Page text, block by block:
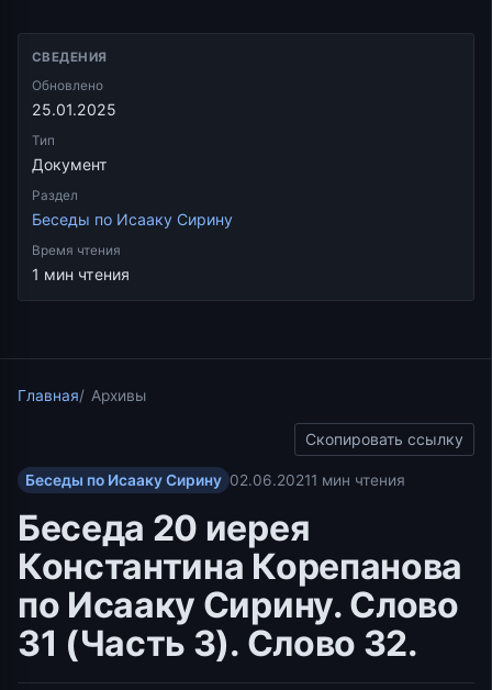
СВЕДЕНИЯ
Обновлено
25.01.2025
Тип
Документ
Раздел
Беседы по Исааку Сирину
Время чтения
1 мин чтения
Главная Архивы
Скопировать ссылку
Беседы по Исааку Сирину 02.06.20211 мин чтения
Беседа 20 иерея
Константина Корепанова
по Исааку Сирину. Слово
31 (Часть 3). Слово 32.